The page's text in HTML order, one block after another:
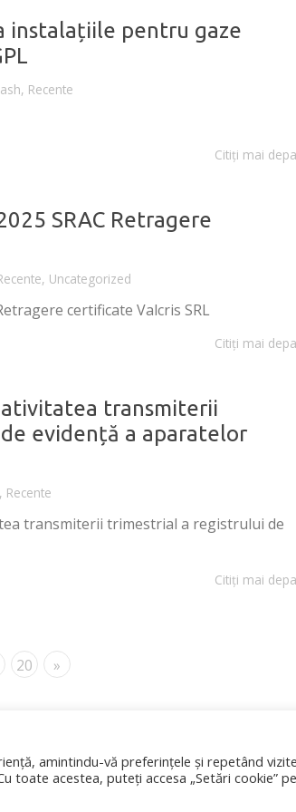
instalațiile pentru gaze
, Recente
Citiți mai
SRAC Retragere
, Uncategorized
certificate Valcris SRL
Citiți mai
transmiterii
evidență a aparatelor
, Recente
transmiterii trimestrial a registrului de
Citiți mai
20 »
Cazanelor, Recipientelor sub
amintindu-vă preferințele și repetând
toate acestea, puteți accesa „Setări cookie”